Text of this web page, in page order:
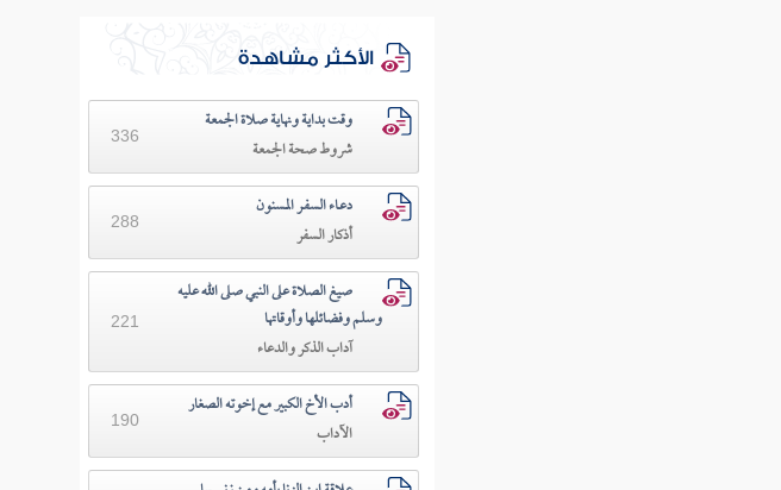
الأكثر مشاهدة
وقت بداية ونهاية صلاة الجمعة
شروط صحة الجمعة
336
دعـاء السفـر المسنون
أذكار السفر
288
صيغ الصلاة على النبي صلى الله عليه
وسلم وفضائلها وأوقاتها
آداب الذكر والدعاء
221
أدب الأخ الكبير مع إخوته الصغار
الآداب
190